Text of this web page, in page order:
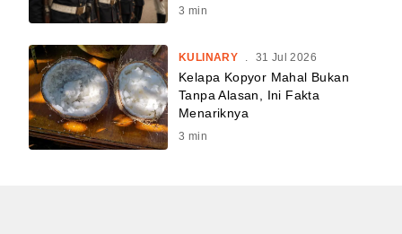
3 min
KULINARY . 31 Jul 2026
Kelapa Kopyor Mahal Bukan
Tanpa Alasan, Ini Fakta
Menariknya
3 min